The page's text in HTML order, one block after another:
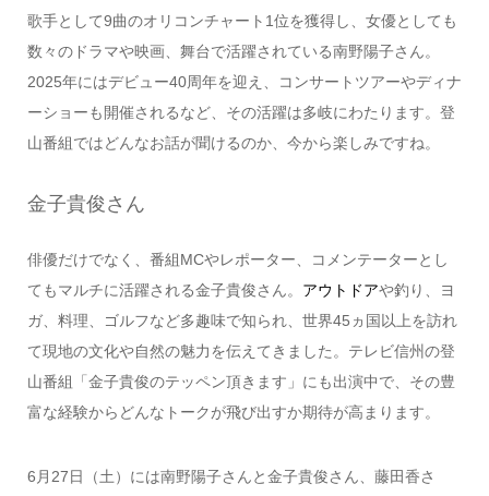
歌手として9曲のオリコンチャート1位を獲得し、女優としても
数々のドラマや映画、舞台で活躍されている南野陽子さん。
2025年にはデビュー40周年を迎え、コンサートツアーやディナ
ーショーも開催されるなど、その活躍は多岐にわたります。登
山番組ではどんなお話が聞けるのか、今から楽しみですね。
金子貴俊さん
俳優だけでなく、番組MCやレポーター、コメンテーターとし
てもマルチに活躍される金子貴俊さん。 アウトドアや釣り、ヨ
ガ、料理、ゴルフなど多趣味で知られ、世界45ヵ国以上を訪れ
て現地の文化や自然の魅力を伝えてきました。テレビ信州の登
山番組「金子貴俊のテッペン頂きます」にも出演中で、その豊
富な経験からどんなトークが飛び出すか期待が高まります。
6月27日（土）には南野陽子さんと金子貴俊さん、藤田香さ